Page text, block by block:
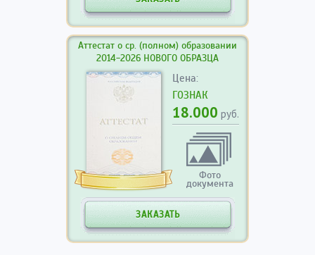
Аттестат о ср. (полном) образовании
2014-2026 НОВОГО ОБРАЗЦА
Цена:
ГОЗНАК
18.000 руб.
Фото
документа
ЗАКАЗАТЬ